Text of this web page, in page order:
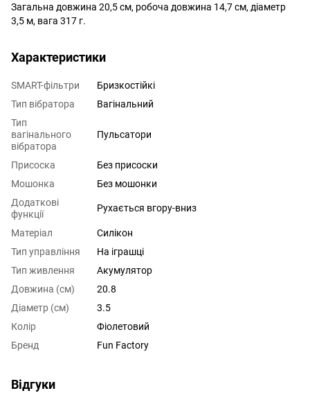
Загальна довжина 20,5 см, робоча довжина 14,7 см, діаметр
3,5 м, вага 317 г.
Характеристики
SMART-фільтри
Бризкостійкі
Тип вібратора
Вагінальний
Тип
вагінального
вібратора
Пульсатори
Присоска
Без присоски
Мошонка
Без мошонки
Додаткові
функції
Рухається вгору-вниз
Матеріал
Силікон
Тип управління
На іграшці
Тип живлення
Акумулятор
Довжина (см)
20.8
Діаметр (см)
3.5
Колір
Фіолетовий
Бренд
Fun Factory
Відгуки